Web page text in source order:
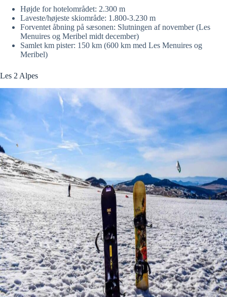
Højde for hotelområdet: 2.300 m
Laveste/højeste skiområde: 1.800-3.230 m
Forventet åbning på sæsonen: Slutningen af november (Les
Menuires og Meribel midt december)
Samlet km pister: 150 km (600 km med Les Menuires og
Meribel)
Les 2 Alpes